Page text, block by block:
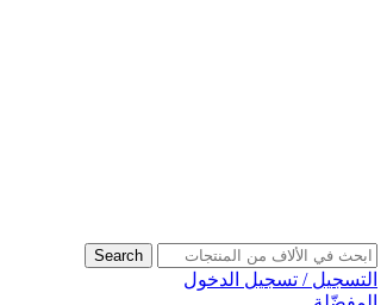
Search
التسجيل / تسجيل الدخول